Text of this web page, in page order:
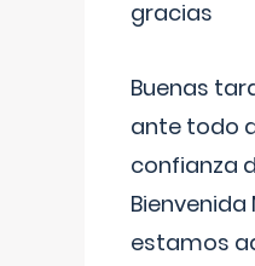
gracias
Buenas
ante todo
confianza
estamos